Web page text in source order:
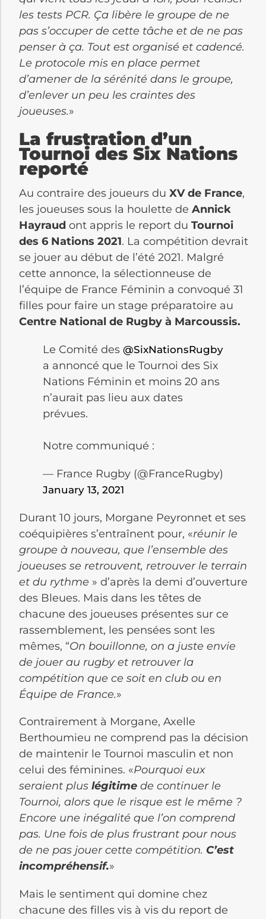
les tests PCR. Ça libère le groupe de ne
pas s’occuper de cette tâche et de ne pas
penser à ça. Tout est organisé et cadencé.
Le protocole mis en place permet
d’amener de la sérénité dans le groupe,
d’enlever un peu les craintes des
joueuses.»
La frustration d’un
Tournoi des Six Nations
reporté
Au contraire des joueurs du XV de France,
les joueuses sous la houlette de Annick
Hayraud ont appris le report du Tournoi
des 6 Nations 2021. La compétition devrait
se jouer au début de l’été 2021. Malgré
cette annonce, la sélectionneuse de
l’équipe de France Féminin a convoqué 31
filles pour faire un stage préparatoire au
Centre National de Rugby à Marcoussis.
Le Comité des @SixNationsRugby
a annoncé que le Tournoi des Six
Nations Féminin et moins 20 ans
n’aurait pas lieu aux dates
prévues.
Notre communiqué :
— France Rugby (@FranceRugby)
January 13, 2021
Durant 10 jours, Morgane Peyronnet et ses
coéquipières s’entraînent pour, «réunir le
groupe à nouveau, que l’ensemble des
joueuses se retrouvent, retrouver le terrain
et du rythme » d’après la demi d’ouverture
des Bleues. Mais dans les têtes de
chacune des joueuses présentes sur ce
rassemblement, les pensées sont les
mêmes, “On bouillonne, on a juste envie
de jouer au rugby et retrouver la
compétition que ce soit en club ou en
Équipe de France.»
Contrairement à Morgane, Axelle
Berthoumieu ne comprend pas la décision
de maintenir le Tournoi masculin et non
celui des féminines. «Pourquoi eux
seraient plus légitime de continuer le
Tournoi, alors que le risque est le même ?
Encore une inégalité que l’on comprend
pas. Une fois de plus frustrant pour nous
de ne pas jouer cette compétition. C’est
incompréhensif.»
Mais le sentiment qui domine chez
chacune des filles vis à vis du report de